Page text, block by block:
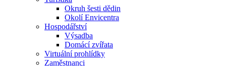
Okruh šesti dědin
Okolí Envicentra
Hospodářství
Výsadba
Domácí zvířata
Virtuální prohlídky
Zaměstnanci